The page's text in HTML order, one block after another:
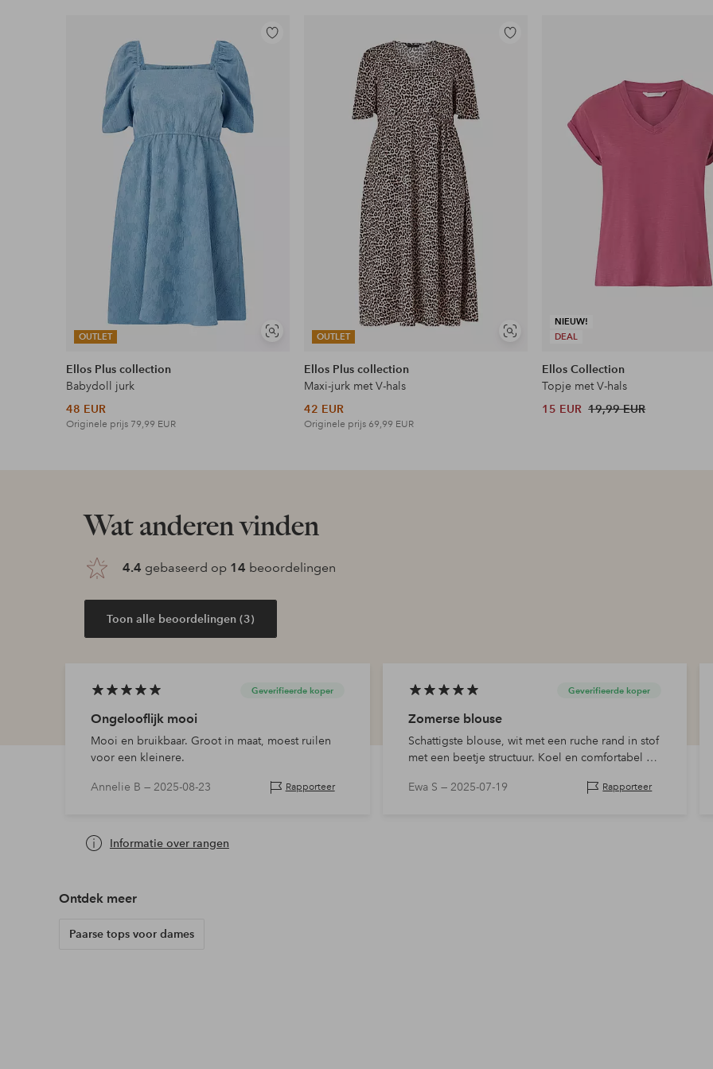
OUTLET
Soortgelijke
Toevoegen
Ellos Plus collection
Babydoll jurk
48 EUR
Originele prijs 79,99 EUR
OUTLET
Soortgelijke
Toevoegen
Ellos Plus collection
Maxi-jurk met V-hals
42 EUR
Originele prijs 69,99 EUR
NIEUW!
DEAL
Ellos Collection
Topje met V-hals
15 EUR 19,99 EUR
Wat anderen vinden
4.4 gebaseerd op 14 beoordelingen
Toon alle beoordelingen (3)
Geverifieerde koper
Ongelooflijk mooi
Mooi en bruikbaar. Groot in maat, moest ruilen
voor een kleinere.
Annelie B — 2025-08-23 Rapporteer
Geverifieerde koper
Zomerse blouse
Schattigste blouse, wit met een ruche rand in stof
met een beetje structuur. Koel en comfortabel als
daarom houd ik de maat ondanks dat de blo…
Ewa S — 2025-07-19 Rapporteer
Informatie over rangen
Ontdek meer
Paarse tops voor dames